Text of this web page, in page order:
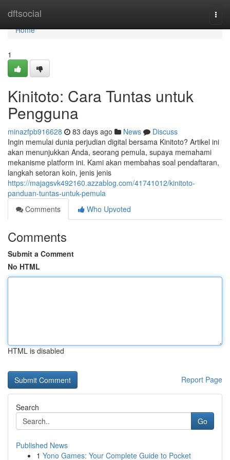
dftsocial
Home
Home
1
Kinitoto: Cara Tuntas untuk
Pengguna
minazfpb916628 83 days ago News
Discuss
Ingin memulai dunia perjudian digital bersama Kinitoto? Artikel ini
akan menunjukkan Anda, seorang pemula, supaya memahami
mekanisme platform ini. Kami akan membahas soal pendaftaran,
langkah setoran koin, jenis jenis
https://majagsvk492160.azzablog.com/41741012/kinitoto-
panduan-tuntas-untuk-pemula
Comments
Who Upvoted
Comments
Submit a Comment
No HTML
HTML is disabled
Report Page
Search
Go
Published News
1 Yono Games: Your Complete Guide to Pocket